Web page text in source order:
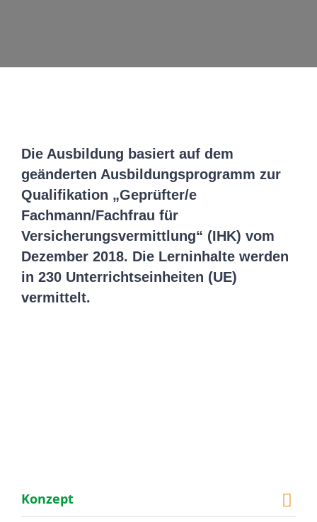
Die Ausbildung basiert auf dem
geänderten Ausbildungsprogramm zur
Qualifikation „Geprüfter/e
Fachmann/Fachfrau für
Versicherungsvermittlung“ (IHK) vom
Dezember 2018. Die Lerninhalte werden
in 230 Unterrichtseinheiten (UE)
vermittelt.
Konzept